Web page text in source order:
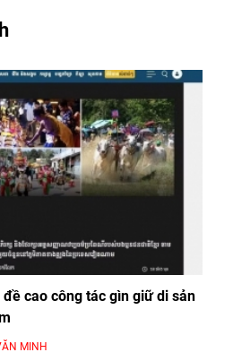
cao công tác gìn giữ di sản
MINH